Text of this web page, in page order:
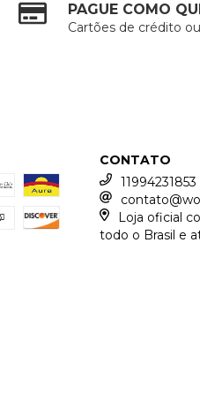
PAGUE COMO
Cartões de crédito
CONTATO
11994231853
Loja oficial
todo o Brasil e